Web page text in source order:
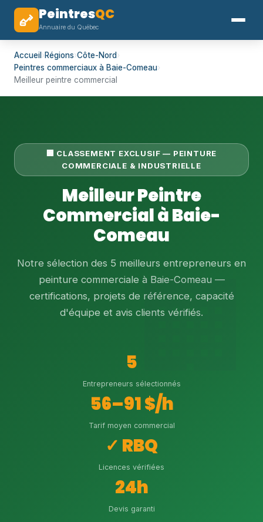
PeintresQC
Annuaire du Québec
Accueil ›Régions›Côte-Nord›
Peintres commerciaux à Baie-Comeau›
Meilleur peintre commercial
🏢 CLASSEMENT EXCLUSIF — PEINTURE
COMMERCIALE & INDUSTRIELLE
Meilleur Peintre
Commercial à Baie-
Comeau
Notre sélection des 5 meilleurs entrepreneurs en
peinture commerciale à Baie-Comeau —
certifications, projets de référence, capacité
d'équipe et avis clients vérifiés.
5
Entrepreneurs sélectionnés
56–91 $/h
Tarif moyen commercial
✓ RBQ
Licences vérifiées
24h
Devis garanti